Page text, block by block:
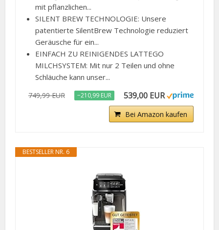
mit pflanzlichen...
SILENT BREW TECHNOLOGIE: Unsere
patentierte SilentBrew Technologie reduziert
Geräusche für ein...
EINFACH ZU REINIGENDES LATTEGO
MILCHSYSTEM: Mit nur 2 Teilen und ohne
Schläuche kann unser...
749,99 EUR −210,99 EUR 539,00 EUR
Bei Amazon kaufen
BESTSELLER NR. 6